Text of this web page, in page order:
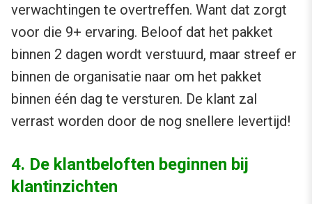
verwachtingen te overtreffen. Want dat zorgt
voor die 9+ ervaring. Beloof dat het pakket
binnen 2 dagen wordt verstuurd, maar streef er
binnen de organisatie naar om het pakket
binnen één dag te versturen. De klant zal
verrast worden door de nog snellere levertijd!
4. De klantbeloften beginnen bij
klantinzichten